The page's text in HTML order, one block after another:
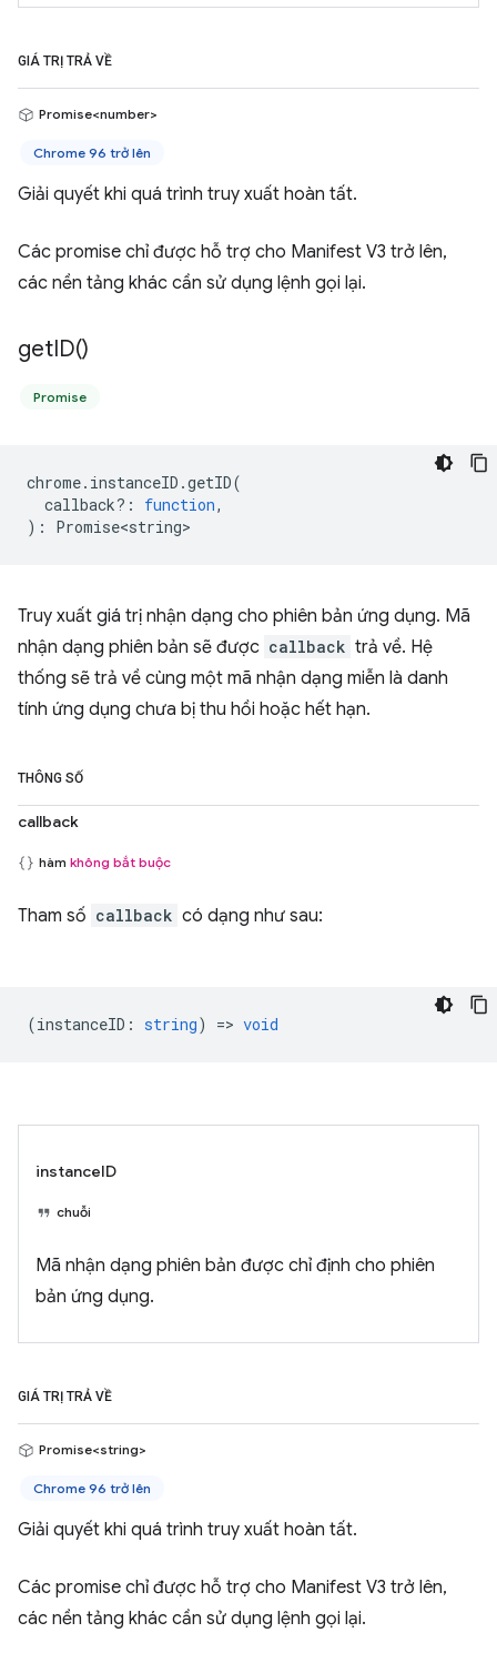
GIÁ TRỊ TRẢ VỀ
Promise<number>
Chrome 96 trở lên
Giải quyết khi quá trình truy xuất hoàn tất.
Các promise chỉ được hỗ trợ cho Manifest V3 trở lên,
các nền tảng khác cần sử dụng lệnh gọi lại.
getID()
Promise
chrome. instanceID .getID(
callback? : function,
) : Promise<string>
Truy xuất giá trị nhận dạng cho phiên bản ứng dụng. Mã
nhận dạng phiên bản sẽ được callback trả về. Hệ
thống sẽ trả về cùng một mã nhận dạng miễn là danh
tính ứng dụng chưa bị thu hồi hoặc hết hạn.
THÔNG SỐ
callback
hàm không bắt buộc
Tham số callback có dạng như sau:
(instanceID : string) => void
instanceID
chuỗi
Mã nhận dạng phiên bản được chỉ định cho phiên
bản ứng dụng.
GIÁ TRỊ TRẢ VỀ
Promise<string>
Chrome 96 trở lên
Giải quyết khi quá trình truy xuất hoàn tất.
Các promise chỉ được hỗ trợ cho Manifest V3 trở lên,
các nền tảng khác cần sử dụng lệnh gọi lại.